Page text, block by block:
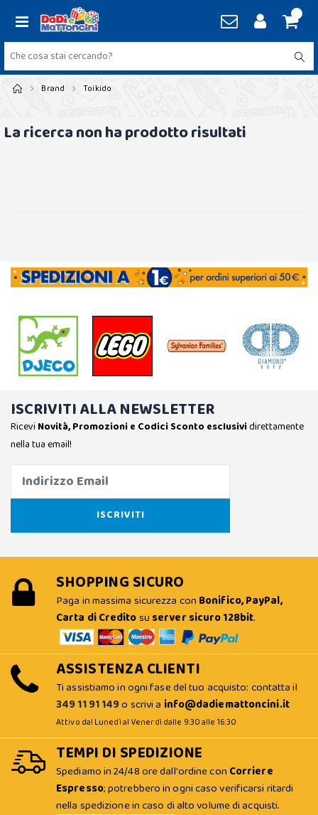
Brand Toikido
La ricerca non ha prodotto risultati
ISCRIVITI ALLA NEWSLETTER
Ricevi Novità, Promozioni e Codici Sconto esclusividirettamente
nella tua email!
SHOPPING SICURO
Paga in massima sicurezza con Bonifico, PayPal,
Carta di Creditosu server sicuro 128bit.
ASSISTENZA CLIENTI
Ti assistiamo in ogni fase del tuo acquisto: contatta il
349 11 91 149o scrivi a info@dadiemattoncini.it
Attivo dal Lunedì al Venerdì dalle 9:30 alle 16:30
TEMPI DI SPEDIZIONE
Spediamo in 24/48 ore dall'ordine con Corriere
Espresso; potrebbero in ogni caso verificarsi ritardi
nella spedizione in caso di alto volume di acquisti.